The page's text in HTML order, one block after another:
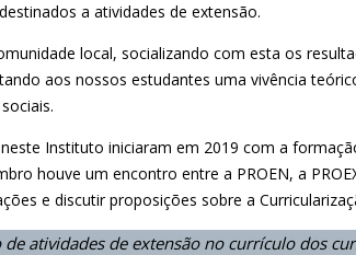
a atividades de extensão.
local, socializando com esta os
aos nossos estudantes uma vivência
Instituto iniciaram em 2019 com a
houve um encontro entre a PROEN, a
e discutir proposições sobre a
atividades de extensão no currículo dos